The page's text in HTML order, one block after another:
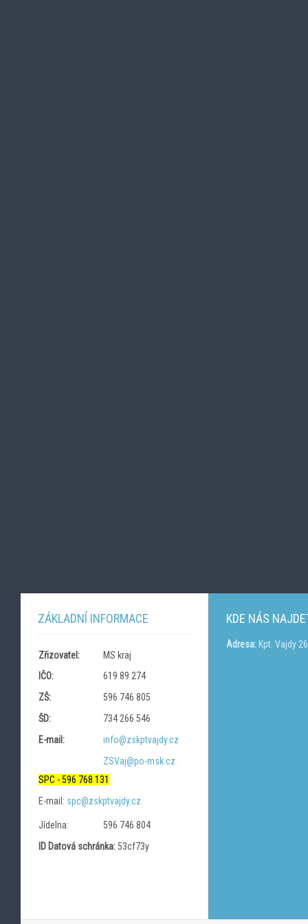
ZÁKLADNÍ INFORMACE
Zřizovatel:
MS kraj
IČO:
619 89 274
ZŠ:
596 746 805
ŠD:
734 266 546
E-mail:
info@zskptvajdy.cz
ZSVaj@po-msk.cz
SPC - 596 768 131
E-mail: spc@zskptvajdy.cz
Jídelna:
596 746 804
ID Datová schránka:53cf73y
KDE NÁS
Adresa:Kpt. Vajdy